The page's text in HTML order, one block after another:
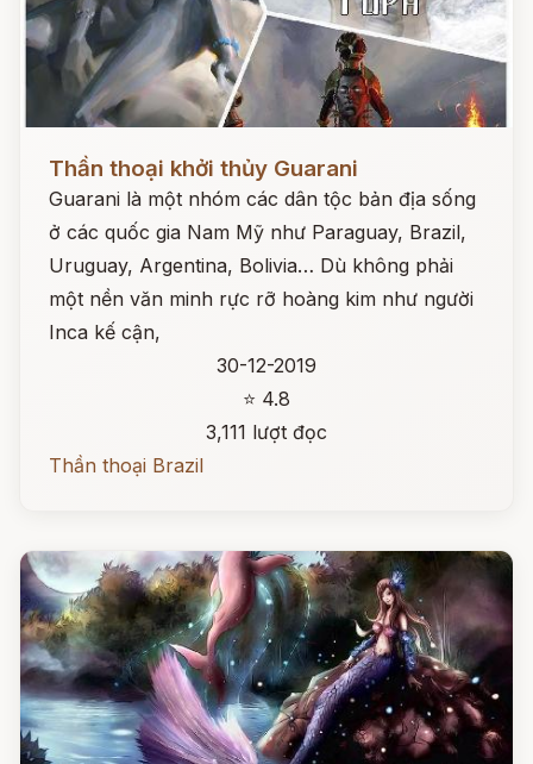
Đọc ngay
Thần thoại khởi thủy Guarani
Guarani là một nhóm các dân tộc bản địa sống
ở các quốc gia Nam Mỹ như Paraguay, Brazil,
Uruguay, Argentina, Bolivia… Dù không phải
một nền văn minh rực rỡ hoàng kim như người
Inca kế cận,
30-12-2019
⭐ 4.8
3,111 lượt đọc
Thần thoại Brazil